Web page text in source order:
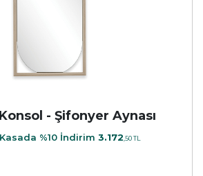
- Şifonyer Aynası
Kasada %10 İndirim 3.172 ,50 TL